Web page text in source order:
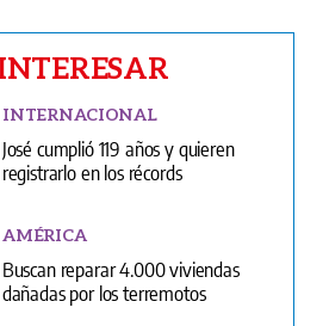
José cumplió 119 años y quieren
registrarlo en los récords
AMÉRICA
Buscan reparar 4.000 viviendas
dañadas por los terremotos
CARICATURAS
Caricatura del 5 de agosto de 2026